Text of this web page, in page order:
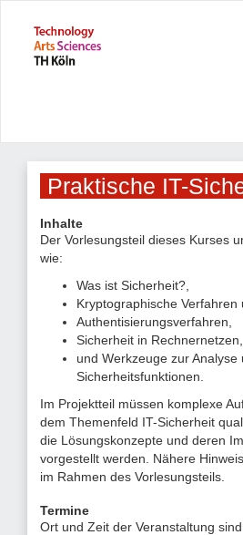
Praktische IT-
Inhalte
Der Vorlesungsteil dieses Kurses
wie:
Was ist Sicherheit?,
Kryptographische Verfahren
Authentisierungsverfahren,
Sicherheit in Rechnernetzen,
und Werkzeuge zur
Sicherheitsfunktionen.
Im Projektteil müssen komplexe
dem Themenfeld IT-Sicherheit
die Lösungskonzepte und deren
vorgestellt werden. Nähere
im Rahmen des Vorlesungsteils.
Termine
Ort und Zeit der Veranstaltung